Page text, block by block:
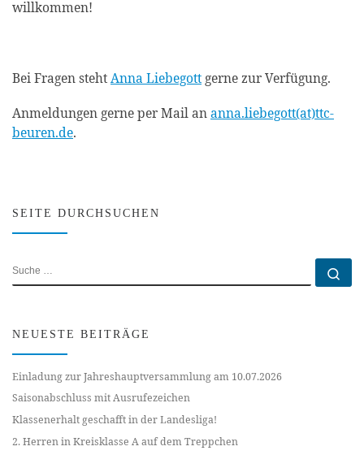
willkommen!
Bei Fragen stehtAnna Liebegott gerne zur Verfügung.
Anmeldungen gerne per Mail ananna.liebegott(at)ttc-
beuren.de.
SEITE DURCHSUCHEN
SUCHE
NEUESTE BEITRÄGE
Einladung zur Jahreshauptversammlung am 10.07.2026
Saisonabschluss mit Ausrufezeichen
Klassenerhalt geschafft in der Landesliga!
2. Herren in Kreisklasse A auf dem Treppchen